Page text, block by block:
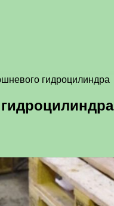
гидроцилиндра